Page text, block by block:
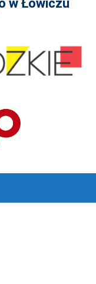
w Łowiczu